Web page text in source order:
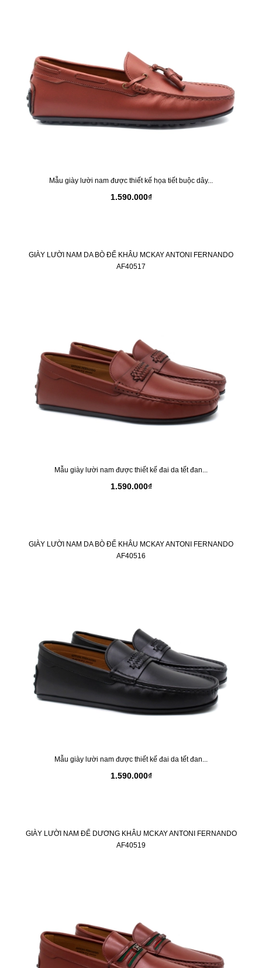
Mẫu giày lười nam được thiết kế họa tiết buộc dây...
1.590.000₫
GIÀY LƯỜI NAM DA BÒ ĐẾ KHÂU MCKAY ANTONI FERNANDO
AF40517
Mẫu giày lười nam được thiết kế đai da tết đan...
1.590.000₫
GIÀY LƯỜI NAM DA BÒ ĐẾ KHÂU MCKAY ANTONI FERNANDO
AF40516
Mẫu giày lười nam được thiết kế đai da tết đan...
1.590.000₫
GIÀY LƯỜI NAM ĐẾ DƯƠNG KHÂU MCKAY ANTONI FERNANDO
AF40519